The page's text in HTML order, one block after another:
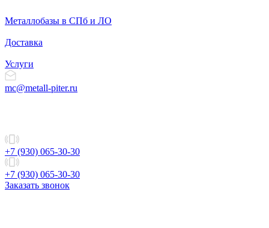
Металлобазы в СПб и ЛО
Доставка
Услуги
mc@metall-piter.ru
+7 (930) 065-30-30
+7 (930) 065-30-30
Заказать звонок